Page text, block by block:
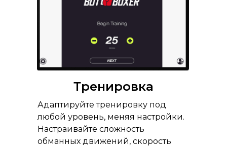
Тренировка
Адаптируйте тренировку под
любой уровень, меняя настройки.
Настраивайте сложность
обманных движений, скорость